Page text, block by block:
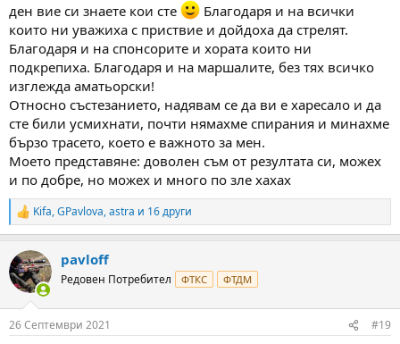
ден вие си знаете кои сте
Благодаря и на всички
които ни уважиха с приствие и дойдоха да стрелят.
Благодаря и на спонсорите и хората които ни
подкрепиха. Благодаря и на маршалите, без тях всичко
изглежда аматьорски!
Относно състезанието, надявам се да ви е харесало и да
сте били усмихнати, почти нямахме спирания и минахме
бързо трасето, което е важното за мен.
Моето представяне: доволен съм от резултата си, можех
и по добре, но можех и много по зле хахах
R
e
c
t
i
s
Kifa,GPavlova,astra и 16 други
pavloff
Редовен Потребител ФТКС ФТДМ
26 Септември 2021 #19